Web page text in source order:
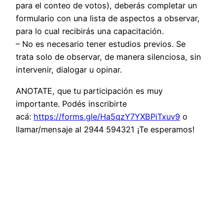
para el conteo de votos), deberás completar un
formulario con una lista de aspectos a observar,
para lo cual recibirás una capacitación.
– No es necesario tener estudios previos. Se
trata solo de observar, de manera silenciosa, sin
intervenir, dialogar u opinar.
ANOTATE, que tu participación es muy
importante. Podés inscribirte
acá: https://forms.gle/Ha5qzY7YXBPiTxuv9 o
llamar/mensaje al 2944 594321 ¡Te esperamos!